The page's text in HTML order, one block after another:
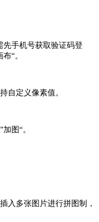
先手机号获取验证码登
“。
自定义像素值。
图“。
入多张图片进行拼图制，